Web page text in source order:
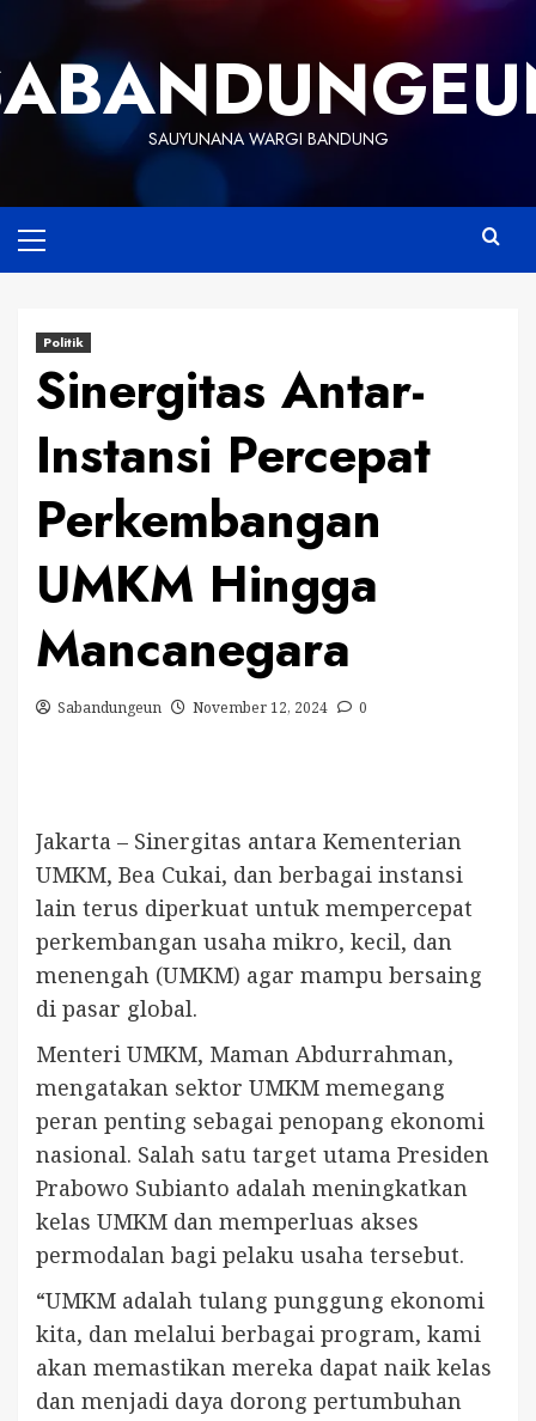
content
SAUYUNANA WARGI BANDUNG
Menu
Politik
Sinergitas Antar-
Instansi Percepat
Perkembangan
UMKM Hingga
Mancanegara
Sabandungeun November 12, 2024 0
Jakarta – Sinergitas antara Kementerian
UMKM, Bea Cukai, dan berbagai instansi
lain terus diperkuat untuk mempercepat
perkembangan usaha mikro, kecil, dan
menengah (UMKM) agar mampu bersaing
di pasar global.
Menteri UMKM, Maman Abdurrahman,
mengatakan sektor UMKM memegang
peran penting sebagai penopang ekonomi
nasional. Salah satu target utama Presiden
Prabowo Subianto adalah meningkatkan
kelas UMKM dan memperluas akses
permodalan bagi pelaku usaha tersebut.
“UMKM adalah tulang punggung ekonomi
kita, dan melalui berbagai program, kami
akan memastikan mereka dapat naik kelas
dan menjadi daya dorong pertumbuhan